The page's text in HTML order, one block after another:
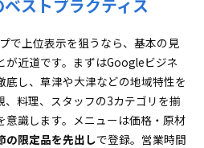
ストプラクティス
で上位表示を狙うなら、基本の見
が近道です。まずはGoogleビジネ
底し、草津や大津などの地域特性を
、料理、スタッフの3カテゴリを揃
意識します。メニューは価格・原材
の限定品を先出しで登録。営業時間